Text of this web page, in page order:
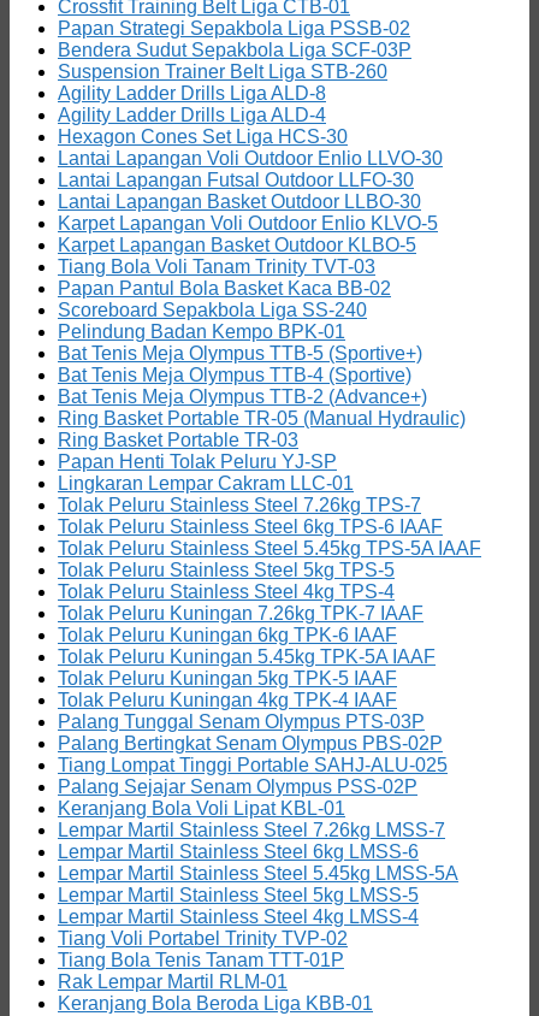
Crossfit Training Belt Liga CTB-01
Papan Strategi Sepakbola Liga PSSB-02
Bendera Sudut Sepakbola Liga SCF-03P
Suspension Trainer Belt Liga STB-260
Agility Ladder Drills Liga ALD-8
Agility Ladder Drills Liga ALD-4
Hexagon Cones Set Liga HCS-30
Lantai Lapangan Voli Outdoor Enlio LLVO-30
Lantai Lapangan Futsal Outdoor LLFO-30
Lantai Lapangan Basket Outdoor LLBO-30
Karpet Lapangan Voli Outdoor Enlio KLVO-5
Karpet Lapangan Basket Outdoor KLBO-5
Tiang Bola Voli Tanam Trinity TVT-03
Papan Pantul Bola Basket Kaca BB-02
Scoreboard Sepakbola Liga SS-240
Pelindung Badan Kempo BPK-01
Bat Tenis Meja Olympus TTB-5 (Sportive+)
Bat Tenis Meja Olympus TTB-4 (Sportive)
Bat Tenis Meja Olympus TTB-2 (Advance+)
Ring Basket Portable TR-05 (Manual Hydraulic)
Ring Basket Portable TR-03
Papan Henti Tolak Peluru YJ-SP
Lingkaran Lempar Cakram LLC-01
Tolak Peluru Stainless Steel 7.26kg TPS-7
Tolak Peluru Stainless Steel 6kg TPS-6 IAAF
Tolak Peluru Stainless Steel 5.45kg TPS-5A IAAF
Tolak Peluru Stainless Steel 5kg TPS-5
Tolak Peluru Stainless Steel 4kg TPS-4
Tolak Peluru Kuningan 7.26kg TPK-7 IAAF
Tolak Peluru Kuningan 6kg TPK-6 IAAF
Tolak Peluru Kuningan 5.45kg TPK-5A IAAF
Tolak Peluru Kuningan 5kg TPK-5 IAAF
Tolak Peluru Kuningan 4kg TPK-4 IAAF
Palang Tunggal Senam Olympus PTS-03P
Palang Bertingkat Senam Olympus PBS-02P
Tiang Lompat Tinggi Portable SAHJ-ALU-025
Palang Sejajar Senam Olympus PSS-02P
Keranjang Bola Voli Lipat KBL-01
Lempar Martil Stainless Steel 7.26kg LMSS-7
Lempar Martil Stainless Steel 6kg LMSS-6
Lempar Martil Stainless Steel 5.45kg LMSS-5A
Lempar Martil Stainless Steel 5kg LMSS-5
Lempar Martil Stainless Steel 4kg LMSS-4
Tiang Voli Portabel Trinity TVP-02
Tiang Bola Tenis Tanam TTT-01P
Rak Lempar Martil RLM-01
Keranjang Bola Beroda Liga KBB-01